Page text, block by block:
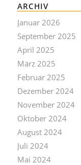
ARCHIV
Januar 2026
September 2025
April 2025
März 2025
Februar 2025
Dezember 2024
November 2024
Oktober 2024
August 2024
Juli 2024
Mai 2024